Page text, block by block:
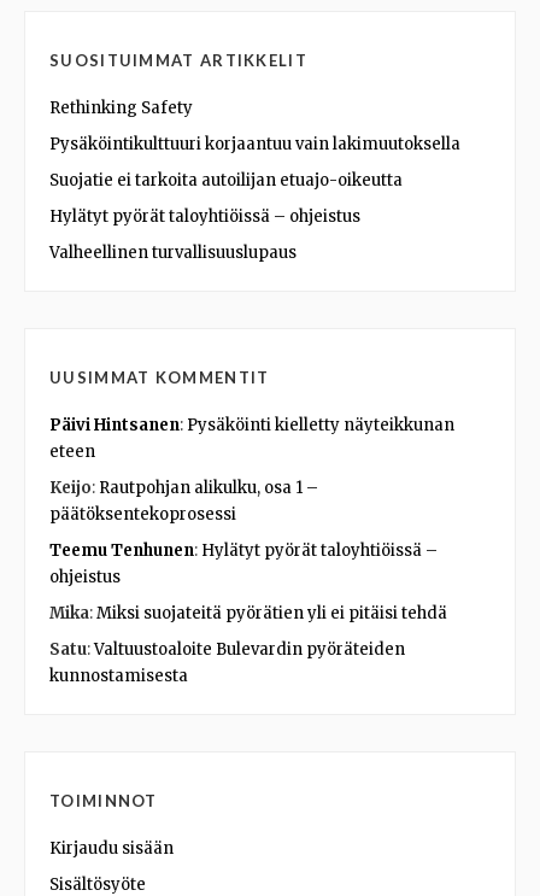
SUOSITUIMMAT ARTIKKELIT
Rethinking Safety
Pysäköintikulttuuri korjaantuu vain lakimuutoksella
Suojatie ei tarkoita autoilijan etuajo-oikeutta
Hylätyt pyörät taloyhtiöissä – ohjeistus
Valheellinen turvallisuuslupaus
UUSIMMAT KOMMENTIT
Päivi Hintsanen: Pysäköinti kielletty näyteikkunan
eteen
Keijo: Rautpohjan alikulku, osa 1 –
päätöksentekoprosessi
Teemu Tenhunen: Hylätyt pyörät taloyhtiöissä –
ohjeistus
Mika:Miksi suojateitä pyörätien yli ei pitäisi tehdä
Satu:Valtuustoaloite Bulevardin pyöräteiden
kunnostamisesta
TOIMINNOT
Kirjaudu sisään
Sisältösyöte